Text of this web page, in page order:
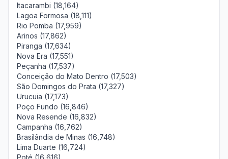
Itacarambi (18,164)
Lagoa Formosa (18,111)
Rio Pomba (17,959)
Arinos (17,862)
Piranga (17,634)
Nova Era (17,551)
Peçanha (17,537)
Conceição do Mato Dentro (17,503)
São Domingos do Prata (17,327)
Urucuia (17,173)
Poço Fundo (16,846)
Nova Resende (16,832)
Campanha (16,762)
Brasilândia de Minas (16,748)
Lima Duarte (16,724)
Poté (16,616)